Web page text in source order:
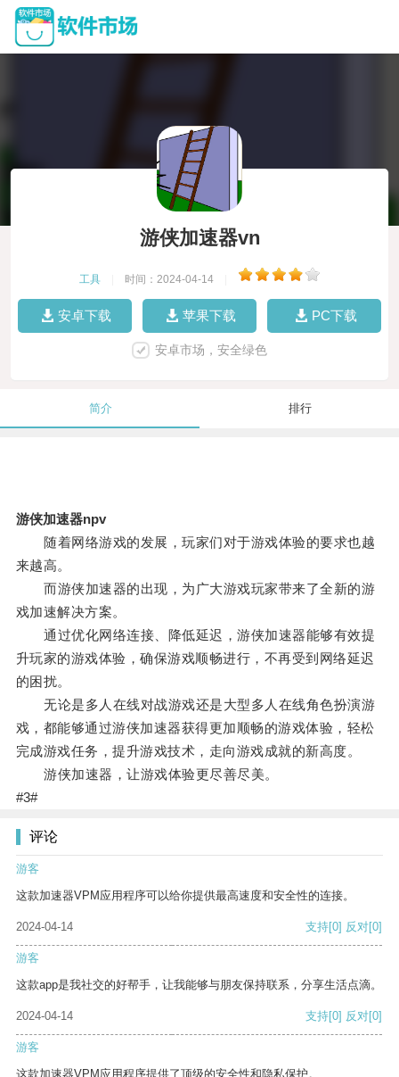
游侠加速器vn
工具 时间：2024-04-14
安卓下载 苹果下载 PC下载
安卓市场，安全绿色
简介 排行
游侠加速器npv
随着网络游戏的发展，玩家们对于游戏体验的要求也越
来越高。
而游侠加速器的出现，为广大游戏玩家带来了全新的游
戏加速解决方案。
通过优化网络连接、降低延迟，游侠加速器能够有效提
升玩家的游戏体验，确保游戏顺畅进行，不再受到网络延迟
的困扰。
无论是多人在线对战游戏还是大型多人在线角色扮演游
戏，都能够通过游侠加速器获得更加顺畅的游戏体验，轻松
完成游戏任务，提升游戏技术，走向游戏成就的新高度。
游侠加速器，让游戏体验更尽善尽美。
#3#
评论
游客
这款加速器VPM应用程序可以给你提供最高速度和安全性的连接。
2024-04-14 支持[0] 反对[0]
游客
这款app是我社交的好帮手，让我能够与朋友保持联系，分享生活点滴。
2024-04-14 支持[0] 反对[0]
游客
这款加速器VPM应用程序提供了顶级的安全性和隐私保护。